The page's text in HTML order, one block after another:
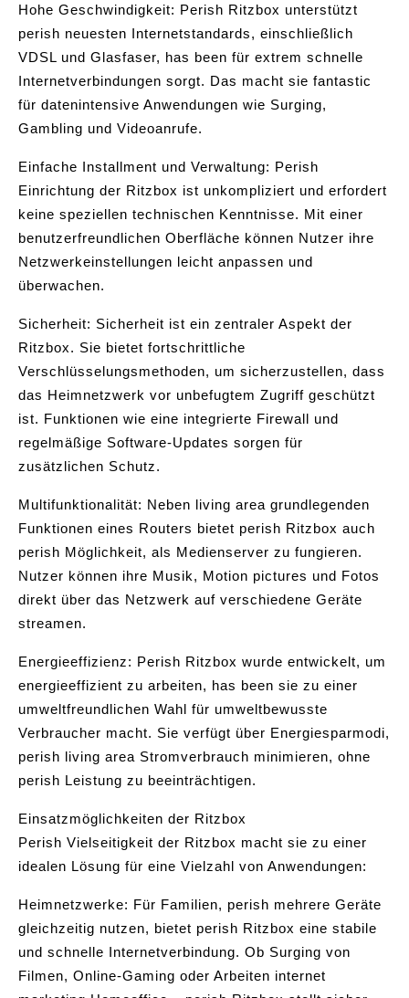
Hohe Geschwindigkeit: Perish Ritzbox unterstützt
perish neuesten Internetstandards, einschließlich
VDSL und Glasfaser, has been für extrem schnelle
Internetverbindungen sorgt. Das macht sie fantastic
für datenintensive Anwendungen wie Surging,
Gambling und Videoanrufe.
Einfache Installment und Verwaltung: Perish
Einrichtung der Ritzbox ist unkompliziert und erfordert
keine speziellen technischen Kenntnisse. Mit einer
benutzerfreundlichen Oberfläche können Nutzer ihre
Netzwerkeinstellungen leicht anpassen und
überwachen.
Sicherheit: Sicherheit ist ein zentraler Aspekt der
Ritzbox. Sie bietet fortschrittliche
Verschlüsselungsmethoden, um sicherzustellen, dass
das Heimnetzwerk vor unbefugtem Zugriff geschützt
ist. Funktionen wie eine integrierte Firewall und
regelmäßige Software-Updates sorgen für
zusätzlichen Schutz.
Multifunktionalität: Neben living area grundlegenden
Funktionen eines Routers bietet perish Ritzbox auch
perish Möglichkeit, als Medienserver zu fungieren.
Nutzer können ihre Musik, Motion pictures und Fotos
direkt über das Netzwerk auf verschiedene Geräte
streamen.
Energieeffizienz: Perish Ritzbox wurde entwickelt, um
energieeffizient zu arbeiten, has been sie zu einer
umweltfreundlichen Wahl für umweltbewusste
Verbraucher macht. Sie verfügt über Energiesparmodi,
perish living area Stromverbrauch minimieren, ohne
perish Leistung zu beeinträchtigen.
Einsatzmöglichkeiten der Ritzbox
Perish Vielseitigkeit der Ritzbox macht sie zu einer
idealen Lösung für eine Vielzahl von Anwendungen:
Heimnetzwerke: Für Familien, perish mehrere Geräte
gleichzeitig nutzen, bietet perish Ritzbox eine stabile
und schnelle Internetverbindung. Ob Surging von
Filmen, Online-Gaming oder Arbeiten internet